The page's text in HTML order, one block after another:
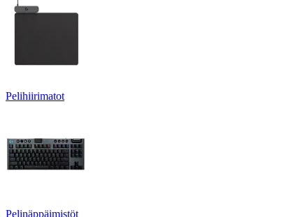
Pelihiirimatot
Pelinäppäimistöt